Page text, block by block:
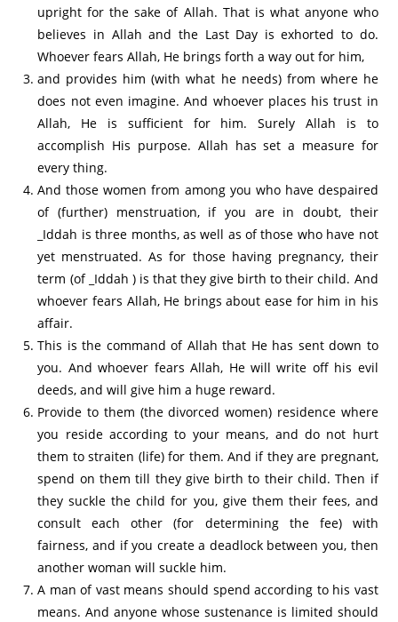
upright for the sake of Allah. That is what anyone who
believes in Allah and the Last Day is exhorted to do.
Whoever fears Allah, He brings forth a way out for him,
and provides him (with what he needs) from where he
does not even imagine. And whoever places his trust in
Allah, He is sufficient for him. Surely Allah is to
accomplish His purpose. Allah has set a measure for
every thing.
And those women from among you who have despaired
of (further) menstruation, if you are in doubt, their
_Iddah is three months, as well as of those who have not
yet menstruated. As for those having pregnancy, their
term (of _Iddah ) is that they give birth to their child. And
whoever fears Allah, He brings about ease for him in his
affair.
This is the command of Allah that He has sent down to
you. And whoever fears Allah, He will write off his evil
deeds, and will give him a huge reward.
Provide to them (the divorced women) residence where
you reside according to your means, and do not hurt
them to straiten (life) for them. And if they are pregnant,
spend on them till they give birth to their child. Then if
they suckle the child for you, give them their fees, and
consult each other (for determining the fee) with
fairness, and if you create a deadlock between you, then
another woman will suckle him.
A man of vast means should spend according to his vast
means. And anyone whose sustenance is limited should